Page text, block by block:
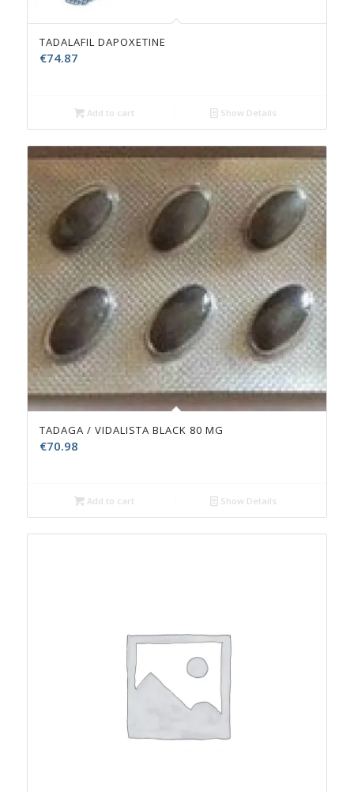
TADALAFIL DAPOXETINE
€74.87
Add to cart Show Details
TADAGA / VIDALISTA BLACK 80 MG
€70.98
Add to cart Show Details